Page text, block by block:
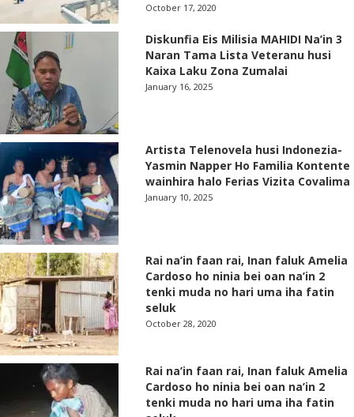
October 17, 2020
Diskunfia Eis Milisia MAHIDI Na’in 3
Naran Tama Lista Veteranu husi
Kaixa Laku Zona Zumalai
January 16, 2025
Artista Telenovela husi Indonezia-
Yasmin Napper Ho Familia Kontente
wainhira halo Ferias Vizita Covalima
January 10, 2025
Rai na’in faan rai, Inan faluk Amelia
Cardoso ho ninia bei oan na’in 2
tenki muda no hari uma iha fatin
seluk
October 28, 2020
Rai na’in faan rai, Inan faluk Amelia
Cardoso ho ninia bei oan na’in 2
tenki muda no hari uma iha fatin